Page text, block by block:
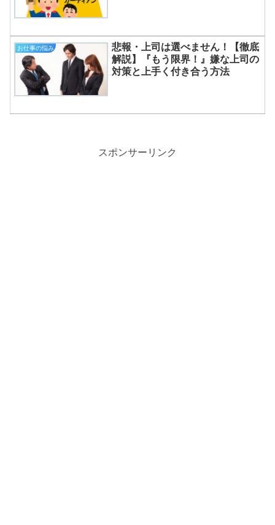
お仕事の悩み
悲報・上司は選べません！【徹底
解説】『もう限界！』嫌な上司の
対策と上手く付き合う方法
スポンサーリンク